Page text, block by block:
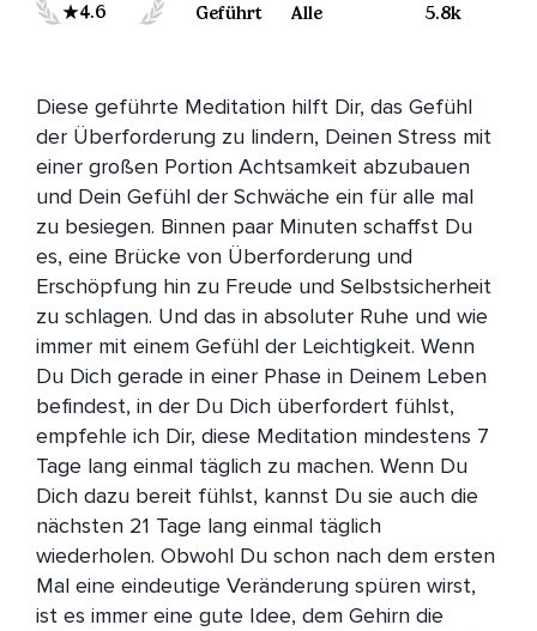
4.6
Geführt
Alle
5.8k
Diese geführte Meditation hilft Dir, das Gefühl
der Überforderung zu lindern, Deinen Stress mit
einer großen Portion Achtsamkeit abzubauen
und Dein Gefühl der Schwäche ein für alle mal
zu besiegen. Binnen paar Minuten schaffst Du
es, eine Brücke von Überforderung und
Erschöpfung hin zu Freude und Selbstsicherheit
zu schlagen. Und das in absoluter Ruhe und wie
immer mit einem Gefühl der Leichtigkeit. Wenn
Du Dich gerade in einer Phase in Deinem Leben
befindest, in der Du Dich überfordert fühlst,
empfehle ich Dir, diese Meditation mindestens 7
Tage lang einmal täglich zu machen. Wenn Du
Dich dazu bereit fühlst, kannst Du sie auch die
nächsten 21 Tage lang einmal täglich
wiederholen. Obwohl Du schon nach dem ersten
Mal eine eindeutige Veränderung spüren wirst,
ist es immer eine gute Idee, dem Gehirn die